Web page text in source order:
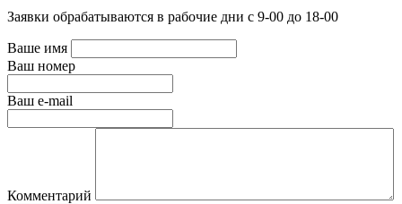
Заявки обрабатываются в рабочие дни с 9-00 до 18-00
Ваше имя
Ваш номер
Ваш e-mail
Комментарий